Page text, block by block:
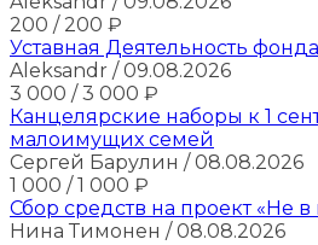
200 / 200 ₽
Уставная Деятельность фонда
Aleksandr / 09.08.2026
3 000 / 3 000 ₽
Канцелярские наборы к 1
малоимущих семей
Сергей Барулин / 08.08.2026
1 000 / 1 000 ₽
Сбор средств на проект «Не
Нина Тимонен / 08.08.2026